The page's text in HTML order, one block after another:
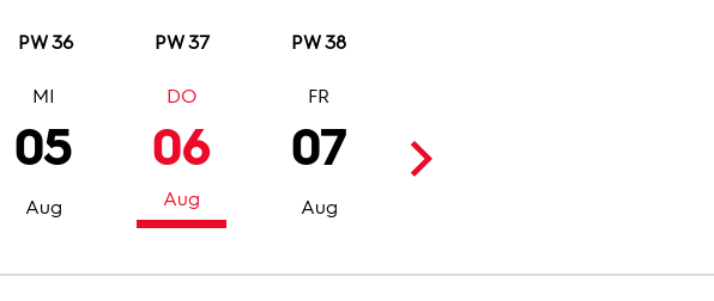
PW 36 PW 37 PW 38
05
Aug
MI
06
Aug
DO
07
Aug
FR
08